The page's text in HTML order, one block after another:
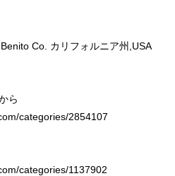
Co. カリフォルニア州,USA
ら
categories/2854107
categories/1137902